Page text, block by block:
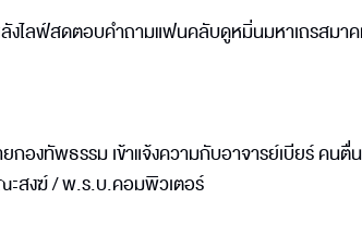
ลังไลฟ์สดตอบคำถามแฟนคลับดูหมิ่นมหาเถรสมา
องทัพธรรม เข้าแจ้งความกับอาจารย์เบียร์ คนตื่
ะสงฆ์ / พ.ร.บ.คอมพิวเตอร์